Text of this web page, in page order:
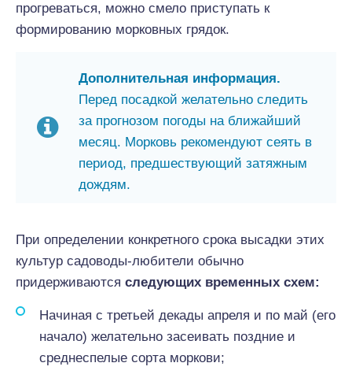
прогреваться, можно смело приступать к
формированию морковных грядок.
Дополнительная информация.
Перед посадкой желательно следить
за прогнозом погоды на ближайший
месяц. Морковь рекомендуют сеять в
период, предшествующий затяжным
дождям.
При определении конкретного срока высадки этих
культур садоводы-любители обычно
придерживаются следующих временных схем:
Начиная с третьей декады апреля и по май (его
начало) желательно засеивать поздние и
среднеспелые сорта моркови;